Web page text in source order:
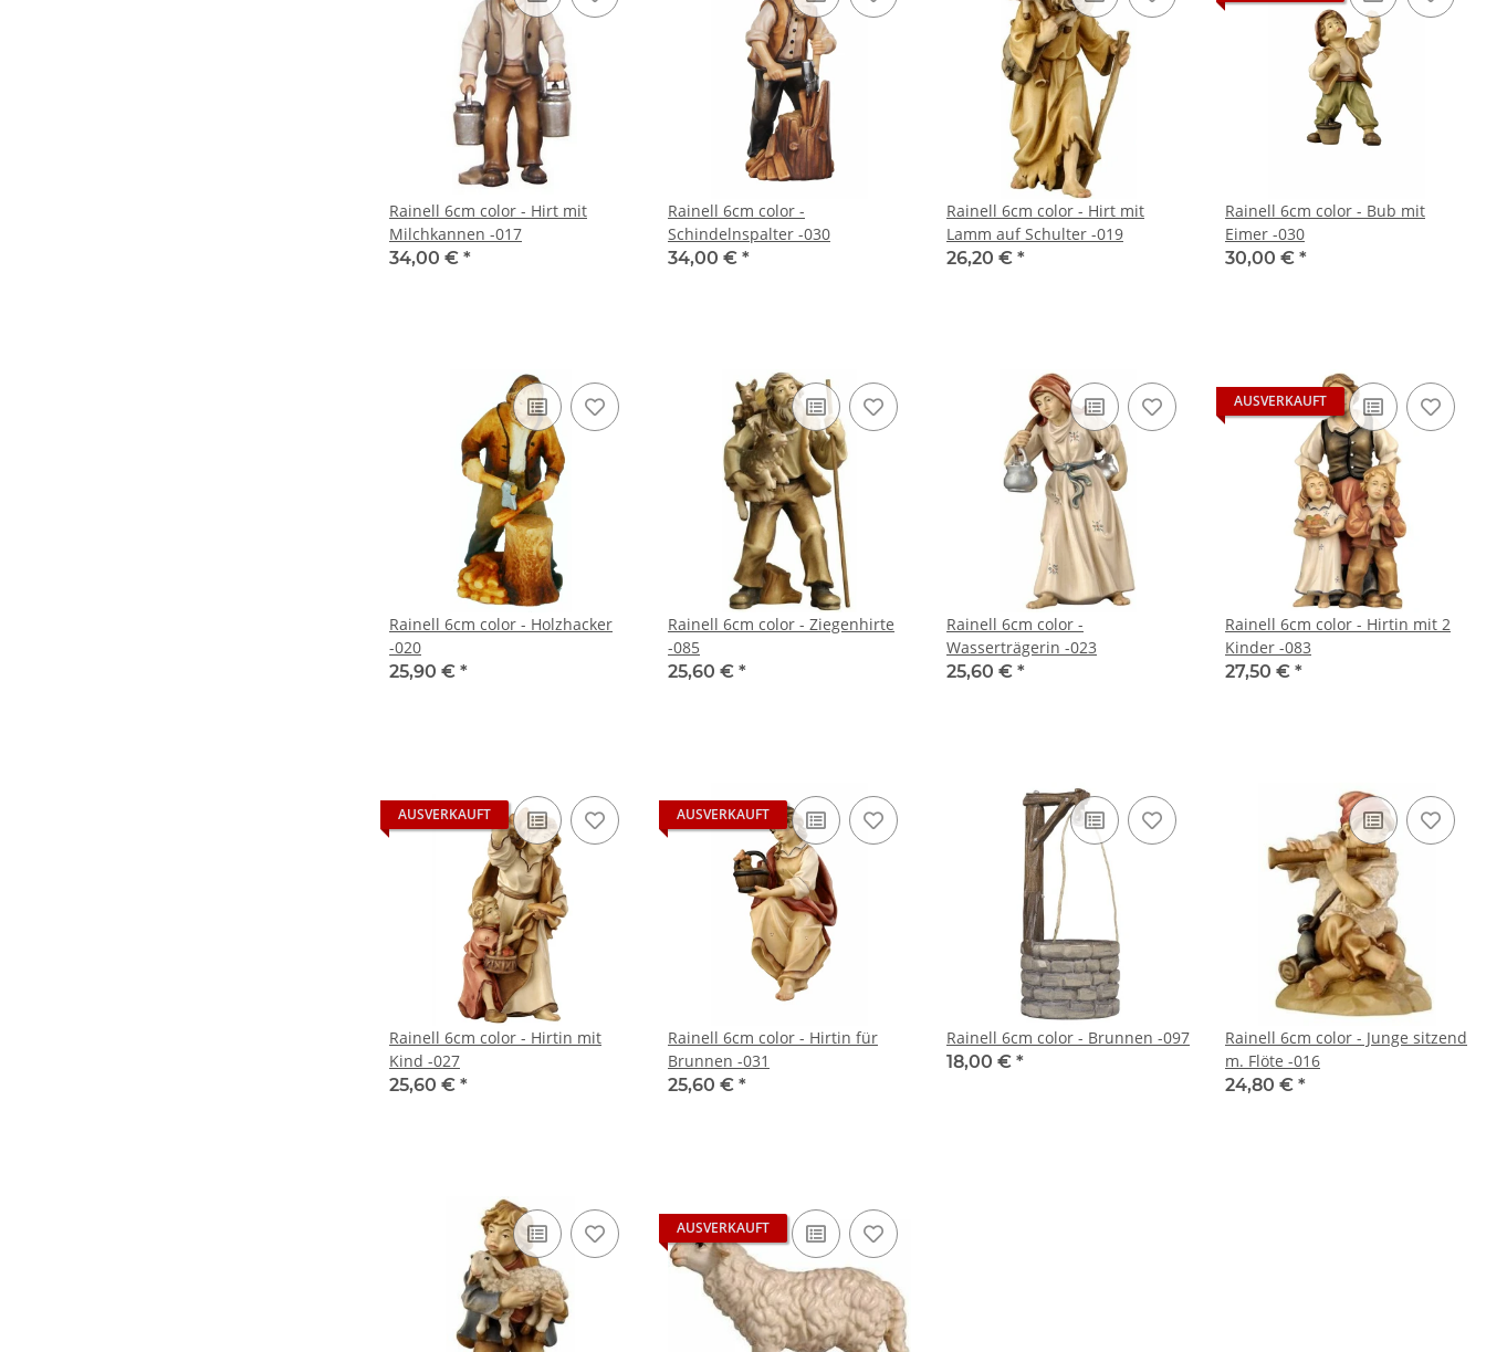
Rainell 6cm color - Hirt mit
Milchkannen -017
34,00 € *
Rainell 6cm color -
Schindelnspalter -030
34,00 € *
Rainell 6cm color - Hirt mit
Lamm auf Schulter -019
26,20 € *
Rainell 6cm color - Bub mit
Eimer -030
30,00 € *
Rainell 6cm color - Holzhacker
-020
25,90 € *
Rainell 6cm color - Ziegenhirte
-085
25,60 € *
Rainell 6cm color -
Wasserträgerin -023
25,60 € *
AUSVERKAUFT
Rainell 6cm color - Hirtin mit 2
Kinder -083
27,50 € *
AUSVERKAUFT
Rainell 6cm color - Hirtin mit
Kind -027
25,60 € *
AUSVERKAUFT
Rainell 6cm color - Hirtin für
Brunnen -031
25,60 € *
Rainell 6cm color - Brunnen -097
18,00 € *
Rainell 6cm color - Junge sitzend
m. Flöte -016
24,80 € *
AUSVERKAUFT